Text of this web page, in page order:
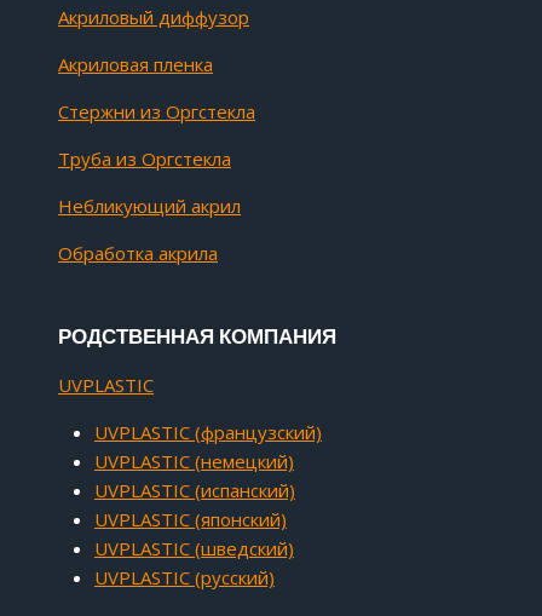
Акриловый диффузор
Акриловая пленка
Стержни из Оргстекла
Труба из Оргстекла
Небликующий акрил
Обработка акрила
РОДСТВЕННАЯ КОМПАНИЯ
UVPLASTIC
UVPLASTIC (французский)
UVPLASTIC (немецкий)
UVPLASTIC (испанский)
UVPLASTIC (японский)
UVPLASTIC (шведский)
UVPLASTIC (русский)